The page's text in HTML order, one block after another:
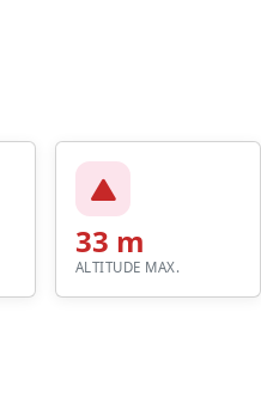
33 m
ALTITUDE MAX.